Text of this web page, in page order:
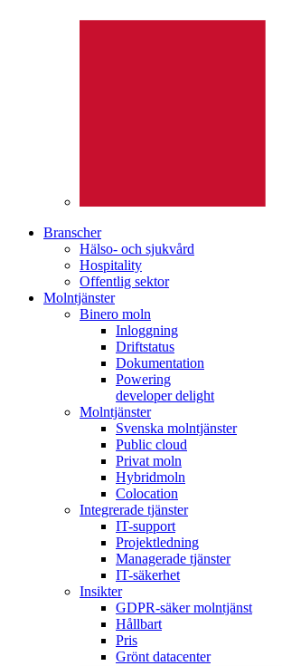
Branscher
Hälso- och sjukvård
Hospitality
Offentlig sektor
Molntjänster
Binero moln
Inloggning
Driftstatus
Dokumentation
Powering
developer delight
Molntjänster
Svenska molntjänster
Public cloud
Privat moln
Hybridmoln
Colocation
Integrerade tjänster
IT-support
Projektledning
Managerade tjänster
IT-säkerhet
Insikter
GDPR-säker molntjänst
Hållbart
Pris
Grönt datacenter